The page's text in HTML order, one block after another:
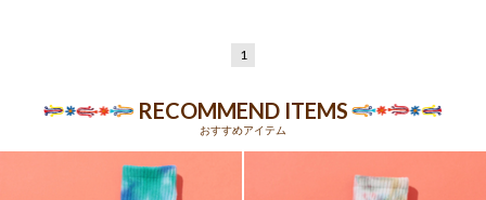
1
RECOMMEND ITEMS
おすすめアイテム